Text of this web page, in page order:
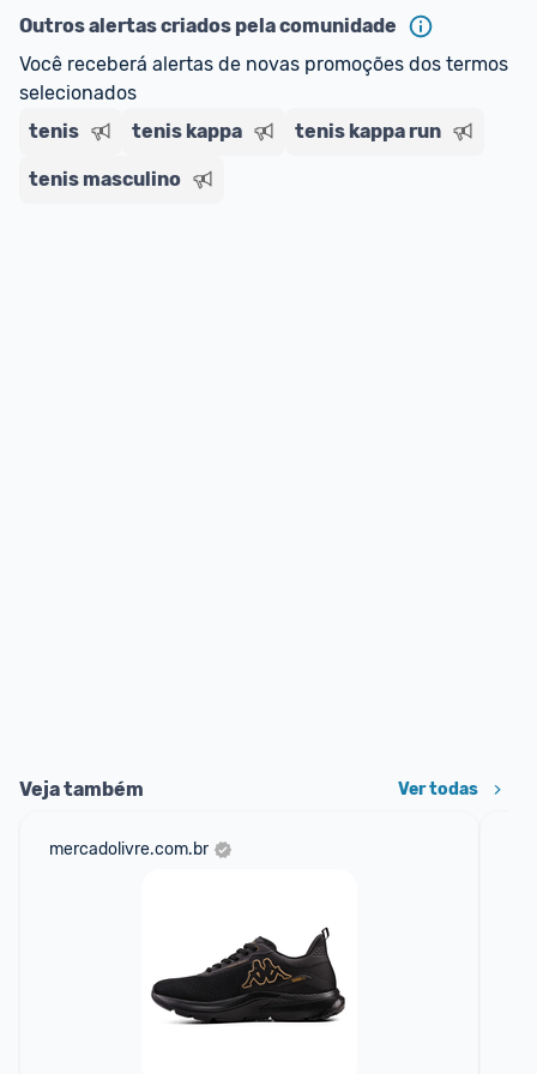
E lembre-se: você sempre pode contar ajuda da
comunidade para tirar dúvidas ou acionar os
nossos Admins marcando
comentário ou através do Fale com o Promobit.
Outros alertas criados pela comunidade
Você receberá alertas de novas promoções dos termos
selecionados
tenis
tenis kappa tenis kappa run
tenis masculino
Veja também Ver todas
mercadolivre.com.br